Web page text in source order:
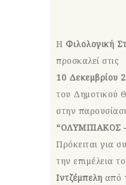
Η Φιλολογική
προσκαλεί στις
10 Δεκεμβρίου
του Δημοτικού
στην
“ΟΛΥΜΠΙΑΚΟΣ
Πρόκειται για
την επιμέλεια
Ιντζέμπελη από